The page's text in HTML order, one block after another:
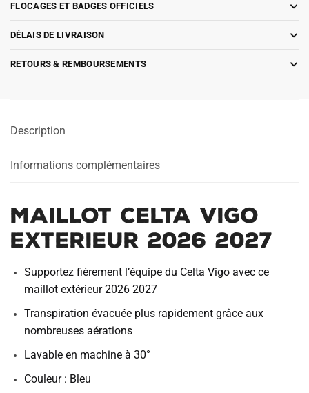
FLOCAGES ET BADGES OFFICIELS
DÉLAIS DE LIVRAISON
RETOURS & REMBOURSEMENTS
Description
Informations complémentaires
Maillot Celta Vigo
Exterieur 2026 2027
Supportez fièrement l’équipe du Celta Vigo avec ce
maillot extérieur 2026 2027
Transpiration évacuée plus rapidement grâce aux
nombreuses aérations
Lavable en machine à 30°
Couleur : Bleu